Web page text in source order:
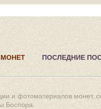
МОНЕТ ПОСЛЕДНИЕ
и фотоматериалов монет,
Боспора